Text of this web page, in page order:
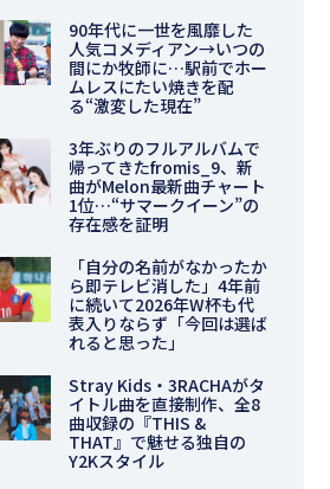
90年代に一世を風靡した
人気コメディアン→いつの
間にか牧師に…駅前でホー
ムレスにたい焼きを配
る“激変した現在”
3年ぶりのフルアルバムで
帰ってきたfromis_9、新
曲がMelon最新曲チャート
1位…“サマークイーン”の
存在感を証明
「自分の名前がなかったか
ら即テレビ消した」4年前
に続いて2026年W杯も代
表入りならず「今回は選ば
れると思った」
Stray Kids・3RACHAがタ
イトル曲を直接制作、全8
曲収録の『THIS &
THAT』で魅せる独自の
Y2Kスタイル